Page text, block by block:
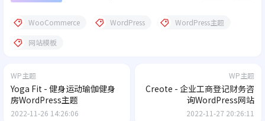
WooCommerce WordPress
WordPress主题
网站模板
WP主题
Yoga Fit - 健身运动瑜伽健身
房WordPress主题
2022-11-26 14:26:06
WP主题
Creote - 企业工商登记财务咨
询WordPress网站
2022-11-27 20:26:11